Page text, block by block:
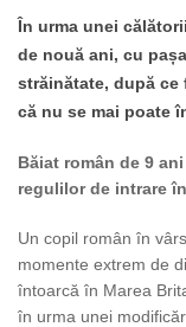
În urma unei
de nouă ani, cu
străinătate, după ce
că nu se mai poate
Băiat român de 9
regulilor de intrare
Un copil român în
momente extrem de
întoarcă în Marea
în urma unei